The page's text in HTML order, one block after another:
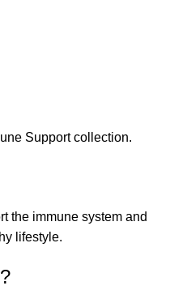
Support collection.
the immune system and
lifestyle.